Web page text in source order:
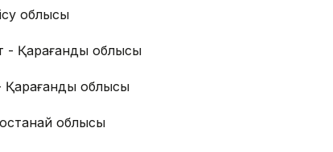
облысы
- Қарағанды облысы
Қарағанды облысы
облысы